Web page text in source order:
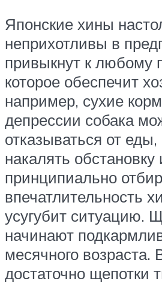
Японские хины
неприхотливы в
привыкнут к любому
которое обеспечит
например, сухие
депрессии собака
отказываться от еды,
накалять обстановку
принципиально
впечатлительность
усугубит ситуацию.
начинают
месячного возраста.
достаточно щепотки